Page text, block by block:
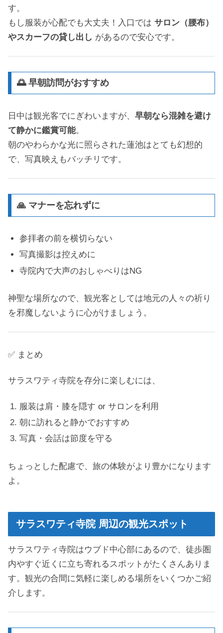
す。
もし服装が心配でも大丈夫！入口では サロン（腰布）
やスカーフの貸し出し があるので安心です。
🌅 早朝訪問がおすすめ
日中は観光客でにぎわいますが、 早朝なら混雑を避け
て静かに鑑賞可能。
朝のやわらかな光に照らされた蓮池はとても幻想的
で、写真映えもバッチリです。
🙏 マナーを忘れずに
参拝者の前を横切らない
写真撮影は控えめに
寺院内で大声のおしゃべりはNG
神聖な場所なので、観光客としては地元の人々の祈り
を邪魔しないように心がけましょう。
✅ まとめ
サラスワティ寺院を存分に楽しむには、
服装は肩・膝を隠す or サロンを利用
朝に訪れると静かでおすすめ
写真・会話は節度を守る
ちょっとした配慮で、旅の体験がより豊かになります
よ。
サラスワティ寺院 周辺の観光スポット
サラスワティ寺院はウブド中心部にあるので、徒歩圏
内やすぐ近くに立ち寄れるスポットがたくさんありま
す。観光の合間に気軽に楽しめる場所をいくつかご紹
介します。